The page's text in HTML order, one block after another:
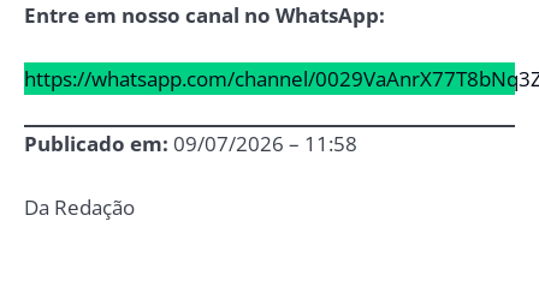
Entre em nosso canal no WhatsApp:
https://whatsapp.com/channel/
Publicado em: 09/07/2026 – 11:58
Da Redação